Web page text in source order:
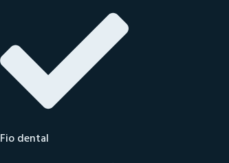
Fio dental